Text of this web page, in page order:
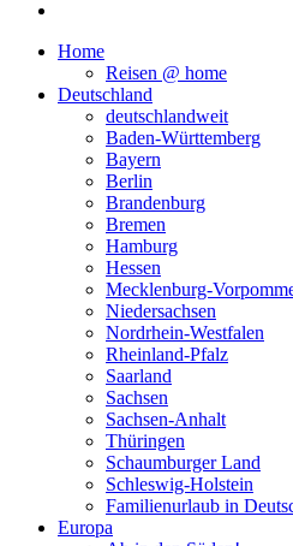
Home
Reisen @ home
Deutschland
deutschlandweit
Baden-Württemberg
Bayern
Berlin
Brandenburg
Bremen
Hamburg
Hessen
Mecklenburg-
Niedersachsen
Nordrhein-Westfalen
Rheinland-Pfalz
Saarland
Sachsen
Sachsen-Anhalt
Thüringen
Schaumburger Land
Schleswig-Holstein
Familienurlaub in
Europa